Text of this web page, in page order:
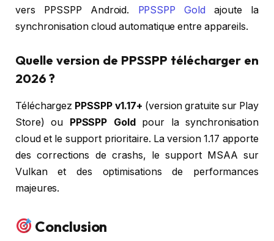
vers PPSSPP Android. PPSSPP Gold ajoute la
synchronisation cloud automatique entre appareils.
Quelle version de PPSSPP télécharger en
2026 ?
Téléchargez PPSSPP v1.17+ (version gratuite sur Play
Store) ou PPSSPP Goldpour la synchronisation
cloud et le support prioritaire. La version 1.17 apporte
des corrections de crashs, le support MSAA sur
Vulkan et des optimisations de performances
majeures.
Conclusion